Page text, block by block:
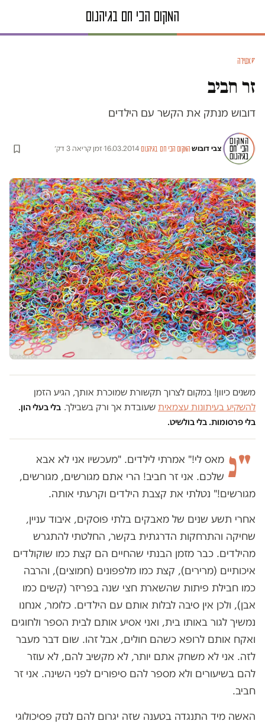
סאטירה
זר חביב
דובוש מנתק את הקשר עם הילדים
צבי דובוש·המקום הכי חם בגיהנום·
16.03.2014
·זמן קריאה 3 דק׳
משנים כיוון! במקום לצרוך תקשורת שמוכרת אותך, הגיע הזמן
להשקיע בעיתונות עצמאית שעובדת אך ורק בשבילך. בלי בעלי הון.
בלי פרסומות. בלי בולשיט.
"נ מאס לי!" אמרתי לילדים. "מעכשיו אני לא אבא
שלכם. אני זר חביב! הרי אתם מגורשים, מגורשים,
מגורשים!" נטלתי את קצבת הילדים וקרעתי אותה.
אחרי תשע שנים של מאבקים בלתי פוסקים, איבוד עניין,
שחיקה והתרחקות הדרגתית בקשר, החלטתי להתגרש
מהילדים. כבר מזמן הבנתי שהחיים הם קצת כמו שוקולדים
איכותיים (מרירים), קצת כמו מלפפונים (חמוצים), והרבה
כמו חבילת פיתות שהשארת חצי שנה בפריזר (קשים כמו
אבן), ולכן אין סיבה לבלות אותם עם הילדים. כלומר, אנחנו
נמשיך לגור באותו בית, ואני אסיע אותם לבית הספר ולחוגים
ואקח אותם לרופא כשהם חולים, אבל זהו. שום דבר מעבר
לזה. אני לא משחק אתם יותר, לא מקשיב להם, לא עוזר
להם בשיעורים ולא מספר להם סיפורים לפני השינה. אני זר
חביב.
האשה מיד התנגדה בטענה שזה יגרום להם לנזק פסיכולוגי